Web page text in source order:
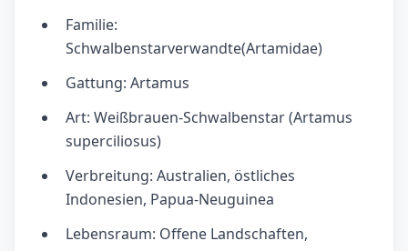
Familie:
Schwalbenstarverwandte(Artamidae)
Gattung: Artamus
Art: Weißbrauen-Schwalbenstar (Artamus
superciliosus)
Verbreitung: Australien, östliches
Indonesien, Papua-Neuguinea
Lebensraum: Offene Landschaften,